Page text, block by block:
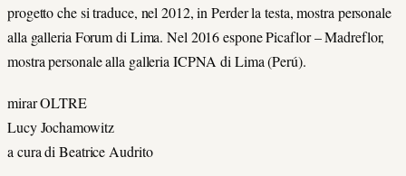
progetto che si traduce, nel 2012, in Perder la testa, mostra personale
alla galleria Forum di Lima. Nel 2016 espone Picaflor – Madreflor,
mostra personale alla galleria ICPNA di Lima (Perú).
mirar OLTRE
Lucy Jochamowitz
a cura di Beatrice Audrito